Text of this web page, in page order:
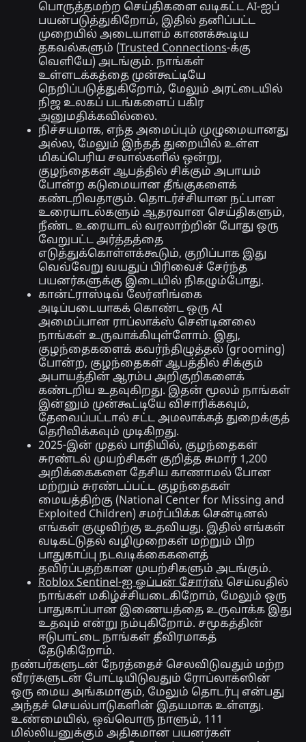
பொருத்தமற்ற செய்திகளை வடிகட்ட AI-ஐப்
பயன்படுத்துகிறோம், இதில் தனிப்பட்ட
முறையில் அடையாளம் காணக்கூடிய
தகவல்களும் (Trusted Connections-க்கு
வெளியே) அடங்கும். நாங்கள்
உள்ளடக்கத்தை முன்கூட்டியே
நெறிப்படுத்துகிறோம், மேலும் அரட்டையில்
நிஜ உலகப் படங்களைப் பகிர
அனுமதிக்கவில்லை.
நிச்சயமாக, எந்த அமைப்பும் முழுமையானது
அல்ல, மேலும் இந்தத் துறையில் உள்ள
மிகப்பெரிய சவால்களில் ஒன்று,
குழந்தைகள் ஆபத்தில் சிக்கும் அபாயம்
போன்ற கடுமையான தீங்குகளைக்
கண்டறிவதாகும். தொடர்ச்சியான நட்பான
உரையாடல்களும் ஆதரவான செய்திகளும்,
நீண்ட உரையாடல் வரலாற்றின் போது ஒரு
வேறுபட்ட அர்த்தத்தை
எடுத்துக்கொள்ளக்கூடும், குறிப்பாக இது
வெவ்வேறு வயதுப் பிரிவைச் சேர்ந்த
பயனர்களுக்கு இடையில் நிகழும்போது.
கான்ட்ராஸ்டிவ் லேர்னிங்கை
அடிப்படையாகக் கொண்ட ஒரு AI
அமைப்பான ராப்லாக்ஸ் சென்டினலை
நாங்கள் உருவாக்கியுள்ளோம். இது,
குழந்தைகளைக் கவர்ந்திழுத்தல் (grooming)
போன்ற, குழந்தைகள் ஆபத்தில் சிக்கும்
அபாயத்தின் ஆரம்ப அறிகுறிகளைக்
கண்டறிய உதவுகிறது. இதன் மூலம் நாங்கள்
இன்னும் முன்கூட்டியே விசாரிக்கவும்,
தேவைப்பட்டால் சட்ட அமலாக்கத் துறைக்குத்
தெரிவிக்கவும் முடிகிறது.
2025-இன் முதல் பாதியில், குழந்தைகள்
சுரண்டல் முயற்சிகள் குறித்த சுமார் 1,200
அறிக்கைகளை தேசிய காணாமல் போன
மற்றும் சுரண்டப்பட்ட குழந்தைகள்
மையத்திற்கு (National Center for Missing and
Exploited Children) சமர்ப்பிக்க சென்டினல்
எங்கள் குழுவிற்கு உதவியது. இதில் எங்கள்
வடிகட்டுதல் வழிமுறைகள் மற்றும் பிற
பாதுகாப்பு நடவடிக்கைகளைத்
தவிர்ப்பதற்கான முயற்சிகளும் அடங்கும்.
Roblox Sentinel-ஐ ஓப்பன் சோர்ஸ் செய்வதில்
நாங்கள் மகிழ்ச்சியடைகிறோம், மேலும் ஒரு
பாதுகாப்பான இணையத்தை உருவாக்க இது
உதவும் என்று நம்புகிறோம். சமூகத்தின்
ஈடுபாட்டை நாங்கள் தீவிரமாகத்
தேடுகிறோம்.
நண்பர்களுடன் நேரத்தைச் செலவிடுவதும் மற்ற
வீரர்களுடன் போட்டியிடுவதும் ரோப்லாக்ஸின்
ஒரு மைய அங்கமாகும், மேலும் தொடர்பு என்பது
அந்தச் செயல்பாடுகளின் இதயமாக உள்ளது.
உண்மையில், ஒவ்வொரு நாளும், 111
மில்லியனுக்கும் அதிகமான பயனர்கள்